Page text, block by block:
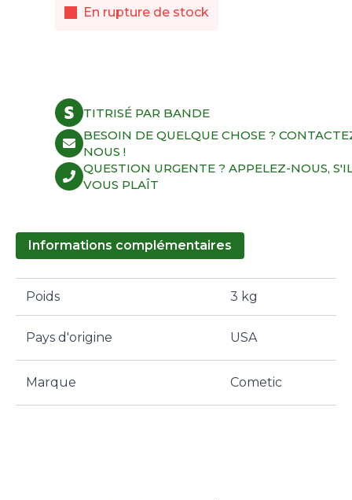
En rupture de stock
TITRISÉ PAR BANDE
BESOIN DE QUELQUE CHOSE ?
NOUS !
QUESTION URGENTE ? APPELEZ-NOUS,
VOUS PLAÎT
Informations complémentaires
Poids 3 kg
Pays d'origine USA
Marque Cometic